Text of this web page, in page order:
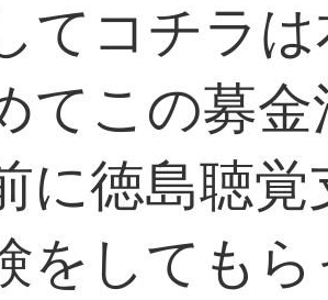
てコチラ
てこの募
に徳島聴
をしても